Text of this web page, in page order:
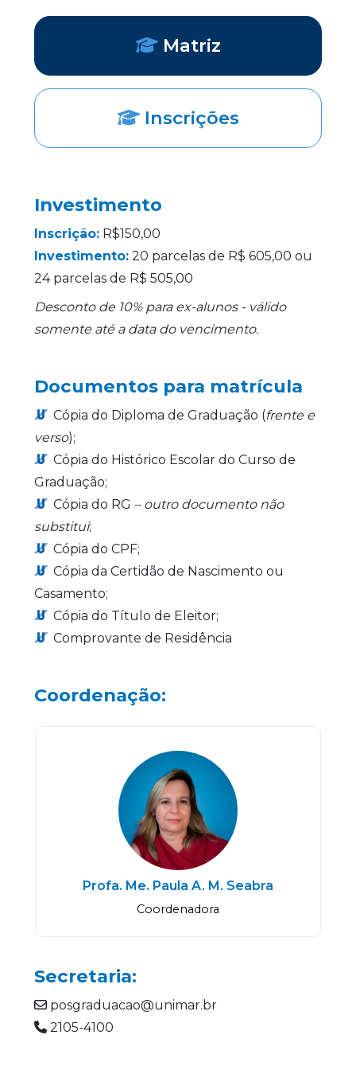
Matriz
Inscrições
Investimento
Inscrição:R$150,00
Investimento:20 parcelas de R$ 605,00 ou
24 parcelas de R$ 505,00
Desconto de 10% para ex-alunos - válido
somente até a data do vencimento.
Documentos para matrícula
Cópia do Diploma de Graduação (frente e
verso);
Cópia do Histórico Escolar do Curso de
Graduação;
Cópia do RG – outro documento não
substitui;
Cópia do CPF;
Cópia da Certidão de Nascimento ou
Casamento;
Cópia do Título de Eleitor;
Comprovante de Residência
Coordenação:
Profa. Me. Paula A. M. Seabra
Coordenadora
Secretaria:
posgraduacao@unimar.br
2105-4100